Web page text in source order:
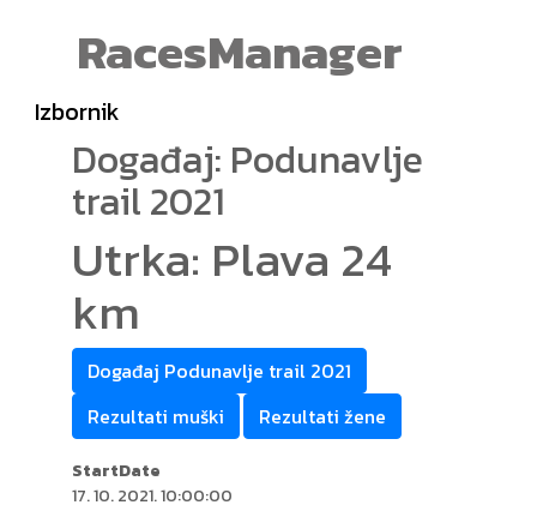
RacesManager
Izbornik
Događaj: Podunavlje
trail 2021
Utrka: Plava 24
km
Događaj Podunavlje trail 2021
Rezultati muški
Rezultati žene
StartDate
17. 10. 2021. 10:00:00